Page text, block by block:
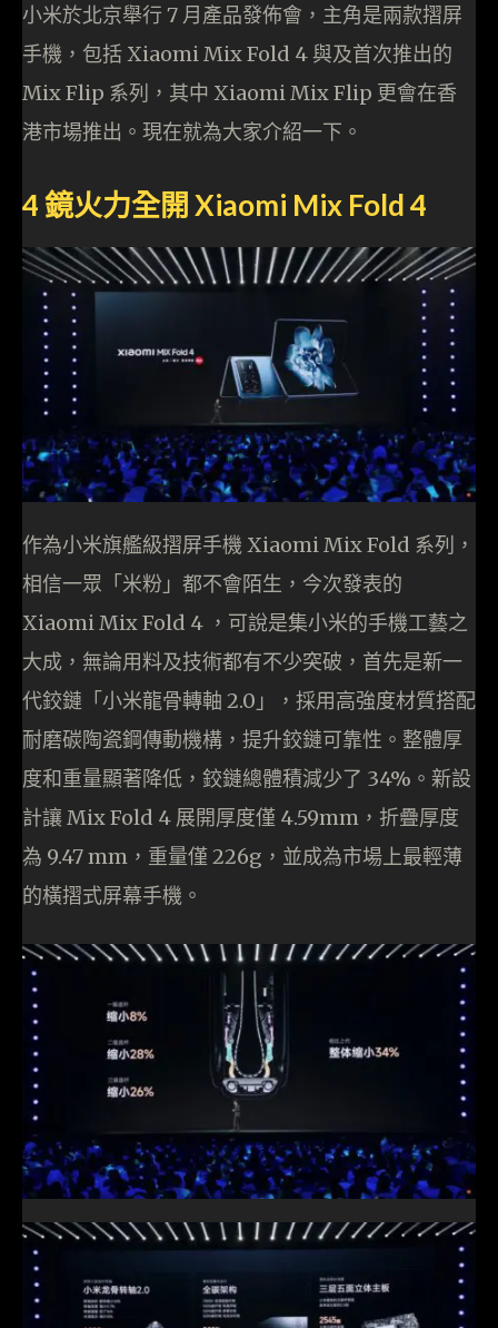
小米於北京舉行 7 月產品發佈會，主角是兩款摺屏
手機，包括 Xiaomi Mix Fold 4 與及首次推出的
Mix Flip 系列，其中 Xiaomi Mix Flip 更會在香
港市場推出。現在就為大家介紹一下。
4 鏡火力全開 Xiaomi Mix Fold 4
作為小米旗艦級摺屏手機 Xiaomi Mix Fold 系列，
相信一眾「米粉」都不會陌生，今次發表的
Xiaomi Mix Fold 4 ，可說是集小米的手機工藝之
大成，無論用料及技術都有不少突破，首先是新⼀
代鉸鏈「小米龍骨轉軸 2.0」，採⽤⾼強度材質搭配
耐磨碳陶瓷鋼傳動機構，提升鉸鏈可靠性。整體厚
度和重量顯著降低，鉸鏈總體積減少了 34%。新設
計讓 Mix Fold 4 展開厚度僅 4.59mm，折疊厚度
為 9.47 mm，重量僅 226g，並成為市場上最輕薄
的橫摺式屏幕手機。